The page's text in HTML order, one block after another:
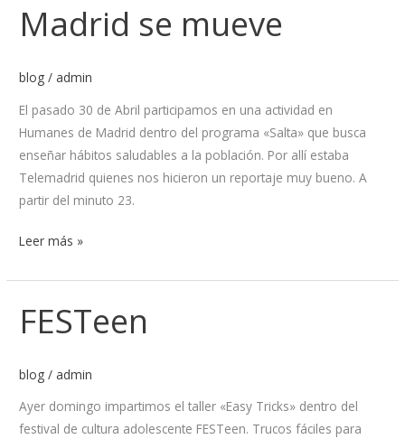
Madrid se mueve
blog / admin
El pasado 30 de Abril participamos en una actividad en
Humanes de Madrid dentro del programa «Salta» que busca
enseñar hábitos saludables a la población. Por allí estaba
Telemadrid quienes nos hicieron un reportaje muy bueno. A
partir del minuto 23.
mueve
Leer más »
FESTeen
blog / admin
Ayer domingo impartimos el taller «Easy Tricks» dentro del
festival de cultura adolescente FESTeen. Trucos fáciles para
FESTeen